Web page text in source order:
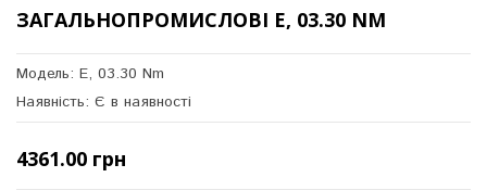
ЗАГАЛЬНОПРОМИСЛОВІ E, 03.30 NM
Модель: E, 03.30 Nm
Наявність: Є в наявності
4361.00 грн